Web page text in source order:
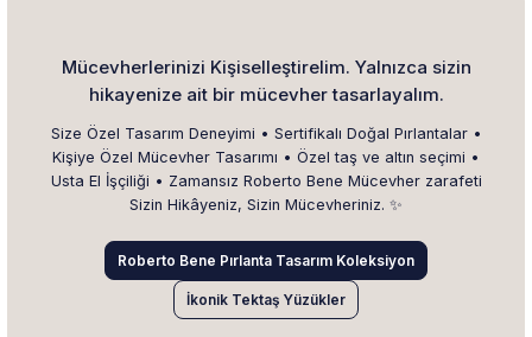
Mücevherlerinizi Kişiselleştirelim. Yalnızca sizin
hikayenize ait bir mücevher tasarlayalım.
Size Özel Tasarım Deneyimi • Sertifikalı Doğal Pırlantalar •
Kişiye Özel Mücevher Tasarımı • Özel taş ve altın seçimi •
Usta El İşçiliği • Zamansız Roberto Bene Mücevher zarafeti
Sizin Hikâyeniz, Sizin Mücevheriniz. ✨
Roberto Bene Pırlanta Tasarım Koleksiyon
İkonik Tektaş Yüzükler